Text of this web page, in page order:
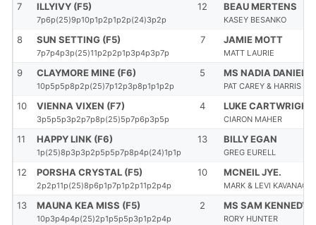
7 ILLYIVY (F5)
7p6p(25)9p10p1p2p1p2p(24)3p2p
12 BEAU MERTENS
KASEY BESANKO
8 SUN SETTING (F5)
7p7p4p3p(25)11p2p2p1p3p4p3p7p
7 JAMIE MOTT
MATT LAURIE
9 CLAYMORE MINE (F6)
10p5p5p8p2p(25)7p12p3p8p1p1p2p
5 MS NADIA DANIELS
PAT CAREY & HARRIS
10 VIENNA VIXEN (F7)
3p5p5p3p2p7p8p(25)5p7p6p3p5p
4 LUKE CARTWRIGHT
CIARON MAHER
11 HAPPY LINK (F6)
1p(25)8p3p3p2p5p5p7p8p4p(24)1p1p
13 BILLY EGAN
GREG EURELL
12 PORSHA CRYSTAL (F5)
2p2p11p(25)8p6p1p7p1p2p11p2p4p
10 MCNEIL JYE.
MARK & LEVI KAVANAGH
13 MAUNA KEA MISS (F5)
10p3p4p4p(25)2p1p5p5p3p1p2p4p
2 MS SAM KENNEDY
RORY HUNTER